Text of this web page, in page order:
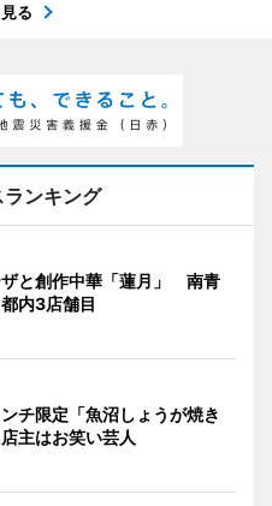
る
ンキング
と創作中華「蓮月」 南青
内3店舗目
チ限定「魚沼しょうが焼き
主はお笑い芸人